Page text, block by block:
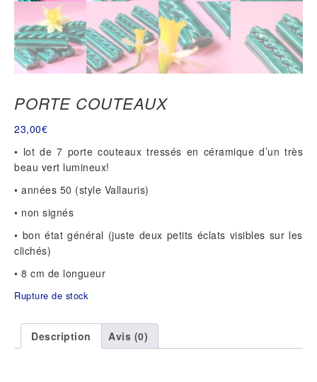
PORTE COUTEAUX
23,00€
• lot de 7 porte couteaux tressés en céramique d’un très
beau vert lumineux!
• années 50 (style Vallauris)
• non signés
• bon état général (juste deux petits éclats visibles sur les
clichés)
• 8 cm de longueur
Rupture de stock
Description Avis (0)